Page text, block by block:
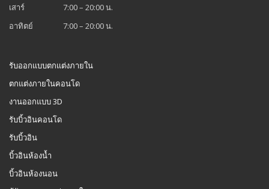
เสาร์
7:00 – 20:00 น.
อาทิตย์
7:00 – 20:00 น.
รับออกแบบตกแต่งภายใน
ตกแต่งภายในคอนโด
งานออกแบบ 3D
รับบิ้วอินคอนโด
รับบิ้วอิน
บิ้วอินห้องน้ำ
บิ้วอินห้องนอน